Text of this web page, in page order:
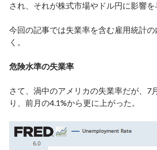
され、それが株式市場やドル円に影響を
今回の記事では失業率を含む雇用統計
く。
危険水準の失業率
さて、渦中のアメリカの失業率だが、7
り、前月の4.1%から更に上がった。